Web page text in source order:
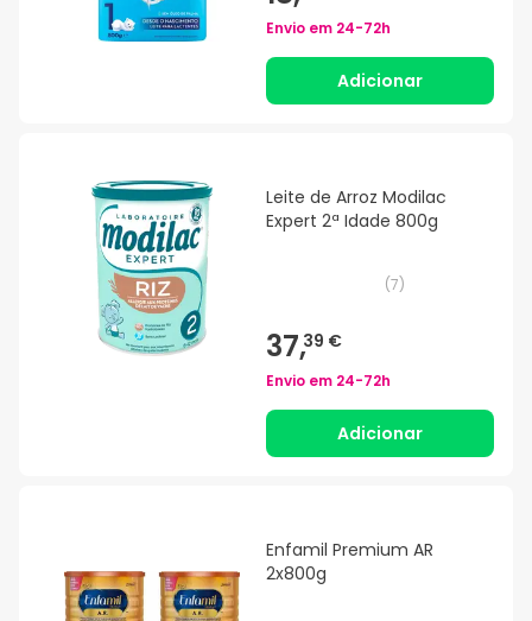
Envio em 24-72h
Adicionar
Leite de Arroz Modilac
Expert 2ª Idade 800g
(7)
37,39 €
Envio em 24-72h
Adicionar
Enfamil Premium AR
2x800g